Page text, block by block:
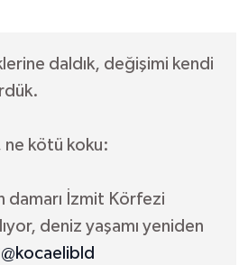
daldık, değişimi kendi
ne kötü koku:
damarı İzmit Körfezi
deniz yaşamı yeniden
@kocaelibld